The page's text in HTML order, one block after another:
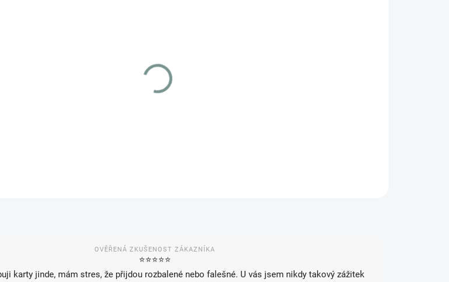
VARIANTA
OVĚŘENÁ ZKUŠENOST ZÁKAZNÍKA
⭐️⭐️⭐️⭐️⭐️
karty jinde, mám stres, že přijdou rozbalené nebo falešné. U vás jsem nikdy takový zážitek